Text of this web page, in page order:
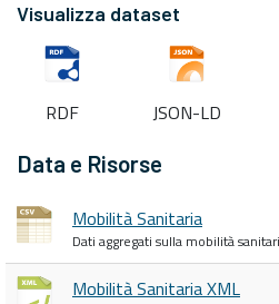
Visualizza dataset
RDF JSON-LD
Data e Risorse
Mobilità Sanitaria
Dati aggregati sulla mobilità
Mobilità Sanitaria XML